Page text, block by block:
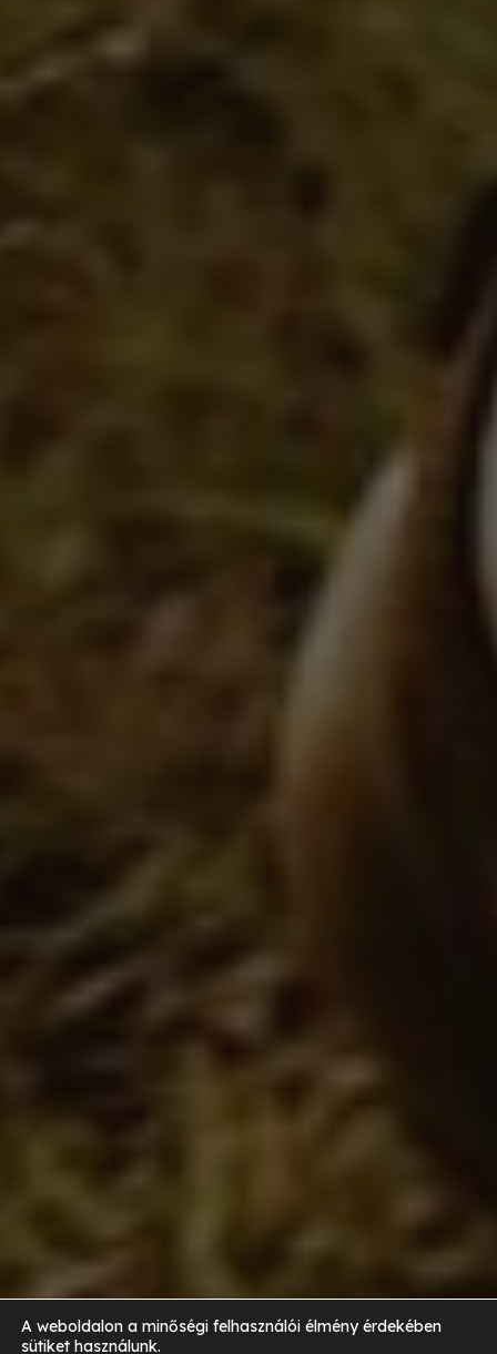
A weboldalon a minőségi felhasználói élmény érdekében
sütiket használunk.